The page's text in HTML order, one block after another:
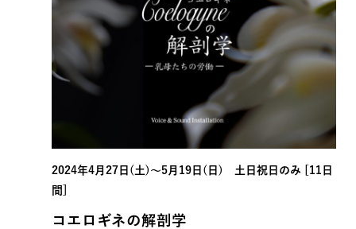
2024年4月27日(土)〜5月19日(日) 土日祝日のみ [11日
間]
コエロギネの解剖学